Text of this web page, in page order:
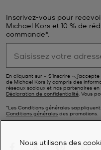
Inscrivez-vous pour
Michael Kors et 10 % de
commande*.
En cliquant sur « S’inscrire »,
de Michael Kors (y compris des
réseaux sociaux et nos partenaires
Déclaration de confidentialité. Vous
*Les Conditions générales
Conditions générales des promotions.
Nous utilisons des